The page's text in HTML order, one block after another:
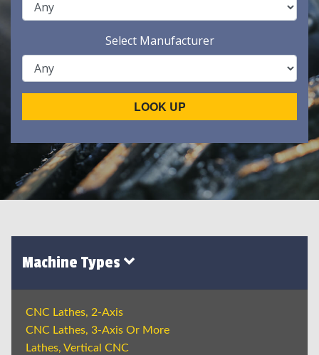
Select Manufacturer
LOOK UP
Machine Types
CNC Lathes, 2-Axis
CNC Lathes, 3-Axis Or More
Lathes, Vertical CNC